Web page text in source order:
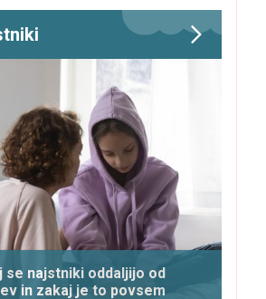
se najstniki oddaljijo od
in zakaj je to povsem